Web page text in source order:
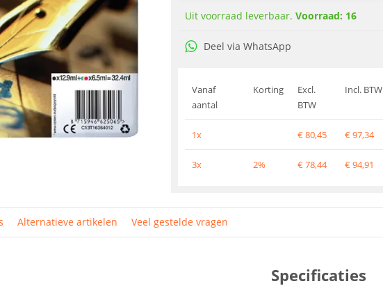
Uit voorraad leverbaar. Voorraad: 16
Deel via WhatsApp
Vanaf
aantal
Korting
Excl.
BTW
Incl. BTW
1x €80,45 €97,34
3x 2% €78,44 €94,91
Alternatieve artikelen Veel gestelde vragen
Specificaties